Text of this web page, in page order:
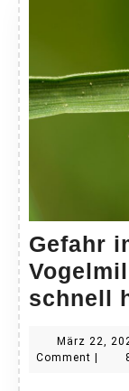
Gefahr
schnell
März 22,
Comment